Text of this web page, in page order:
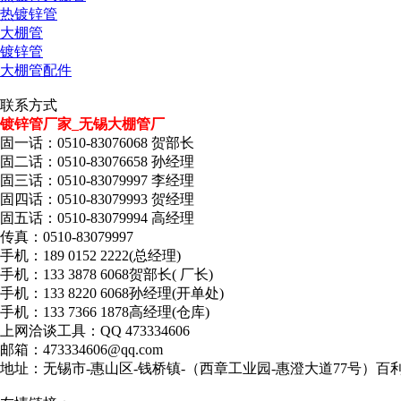
热镀锌管
大棚管
镀锌管
大棚管配件
联系方式
镀锌管厂家_无锡大棚管厂
固一话：0510-83076068 贺部长
固二话：0510-83076658 孙经理
固三话：0510-83079997 李经理
固四话：0510-83079993 贺经理
固五话：0510-83079994 高经理
传真：0510-83079997
手机：189 0152 2222(总经理)
手机：133 3878 6068贺部长( 厂长)
手机：133 8220 6068孙经理(开单处)
手机：133 7366 1878高经理(仓库)
上网洽谈工具：QQ 473334606
邮箱：473334606@qq.com
地址：无锡市-惠山区-钱桥镇-（西章工业园-惠澄大道77号）百